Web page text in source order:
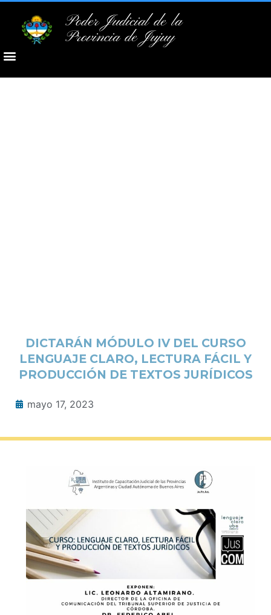
Poder Judicial de la
Provincia de Jujuy
DICTARÁN MÓDULO IV DEL CURSO
LENGUAJE CLARO, LECTURA FÁCIL Y
PRODUCCIÓN DE TEXTOS JURÍDICOS
mayo 17, 2023